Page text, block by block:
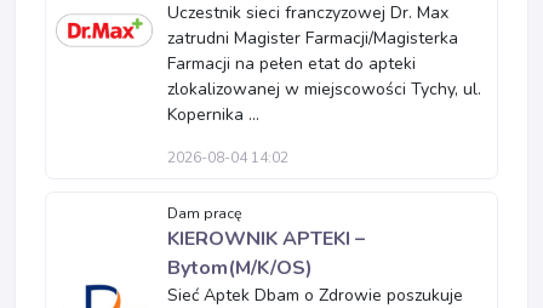
Uczestnik sieci franczyzowej Dr. Max
zatrudni Magister Farmacji/Magisterka
Farmacji na pełen etat do apteki
zlokalizowanej w miejscowości Tychy, ul.
Kopernika ...
2026-08-04 14:02
Dam pracę
KIEROWNIK APTEKI –
Bytom(M/K/OS)
Sieć Aptek Dbam o Zdrowie poszukuje